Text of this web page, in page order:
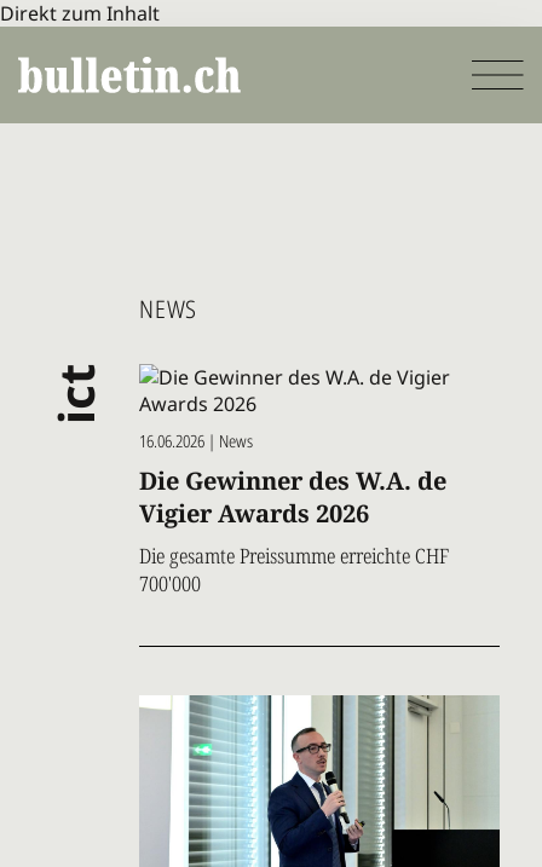
Direkt zum Inhalt
ict
NEWS
16.06.2026 | News
Die Gewinner des W.A. de
Vigier Awards 2026
Die gesamte Preissumme erreichte CHF
700'000